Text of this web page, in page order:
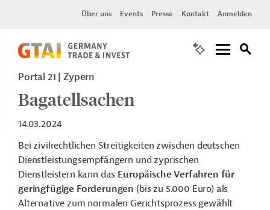
Über uns Events Presse Kontakt Anmelden
Portal 21 Zypern
Bagatellsachen
14.03.2024
Bei zivilrechtlichen Streitigkeiten zwischen deutschen
Dienstleistungsempfängern und zyprischen
Dienstleistern kann das Europäische Verfahren für
geringfügige Forderungen (bis zu 5.000 Euro) als
Alternative zum normalen Gerichtsprozess gewählt